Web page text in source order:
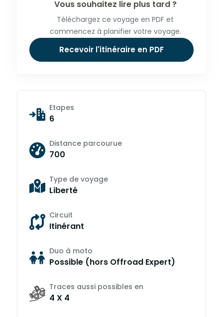
Vous souhaitez lire plus tard ?
Téléchargez ce voyage en PDF et
commencez à planifier votre voyage.
Recevoir l'itinéraire en PDF
Etapes
6
Distance parcourue
700
Type de voyage
Liberté
Circuit
Itinérant
Duo à moto
Possible (hors Offroad Expert)
Traces aussi possibles en
4 X 4